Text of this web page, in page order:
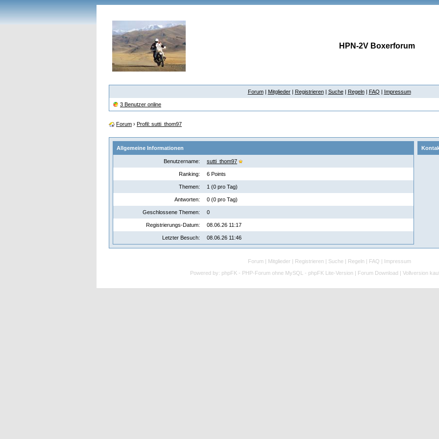
HPN-2V Boxerforum
Forum| Mitglieder| Registrieren| Suche| Regeln| FAQ | Impressum
3 Benutzer online
Forum › Profil: sutti_thom97
Allgemeine Informationen
Benutzername: sutti_thom97
Ranking: 6 Points
Themen: 1 (0 pro Tag)
Antworten: 0 (0 pro Tag)
Geschlossene Themen: 0
Registrierungs-Datum: 08.06.26 11:17
Letzter Besuch: 08.06.26 11:46
Forum | Mitglieder | Registrieren | Suche | Regeln | FAQ | Impressum
Powered by: phpFK - PHP-Forum ohne MySQL - phpFK Lite-Version | Forum Download | Vollversion